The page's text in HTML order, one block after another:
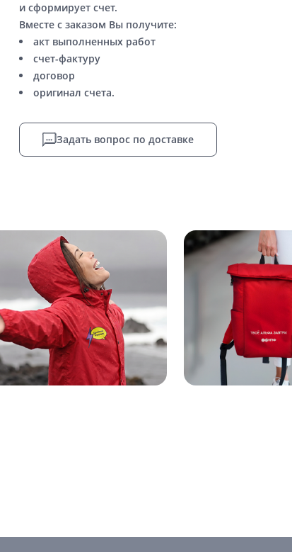
и сформирует счет.
Вместе с заказом Вы получите:
акт выполненных работ
счет-фактуру
договор
оригинал счета.
Задать вопрос по доставке